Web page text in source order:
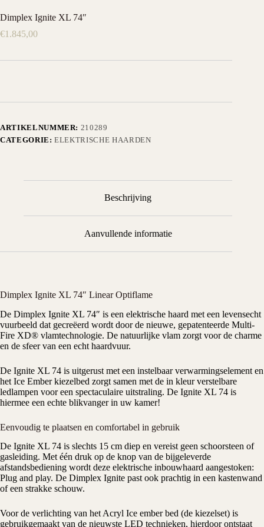
Dimplex Ignite XL 74″
€1.845,00
ARTIKELNUMMER: 210289
CATEGORIE:ELEKTRISCHE HAARDEN
Beschrijving
Aanvullende informatie
Dimplex Ignite XL 74″ Linear Optiflame
De Dimplex Ignite XL 74″ is een elektrische haard met een levensecht
vuurbeeld dat gecreëerd wordt door de nieuwe, gepatenteerde Multi-
Fire XD® vlamtechnologie. De natuurlijke vlam zorgt voor de charme
en de sfeer van een echt haardvuur.
De Ignite XL 74 is uitgerust met een instelbaar verwarmingselement en
het Ice Ember kiezelbed zorgt samen met de in kleur verstelbare
ledlampen voor een spectaculaire uitstraling. De Ignite XL 74 is
hiermee een echte blikvanger in uw kamer!
Eenvoudig te plaatsen en comfortabel in gebruik
De Ignite XL 74 is slechts 15 cm diep en vereist geen schoorsteen of
gasleiding. Met één druk op de knop van de bijgeleverde
afstandsbediening wordt deze elektrische inbouwhaard aangestoken:
Plug and play. De Dimplex Ignite past ook prachtig in een kastenwand
of een strakke schouw.
Voor de verlichting van het Acryl Ice ember bed (de kiezelset) is
gebruikgemaakt van de nieuwste LED technieken, hierdoor ontstaat